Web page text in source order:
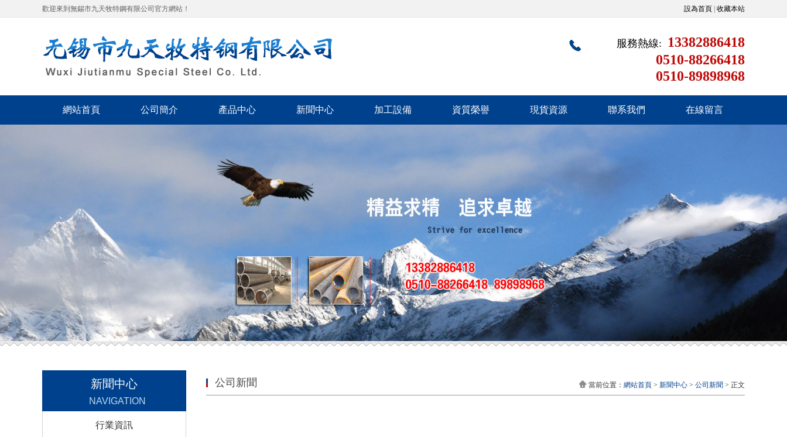
歡迎來到無錫市九天牧特鋼有限公司官方網站！ 設為首頁 收藏本站
服務熱線:
13382886418
0510-88266418
0510-89898968
網站首頁 公司簡介 產品中心 新聞中心 加工設備 資質榮譽 現貨資源 聯系我們 在線留言
新聞中心
NAVIGATION
行業資訊
公司新聞 當前位置： 網站首頁 > 新聞中心 > 公司新聞 > 正文